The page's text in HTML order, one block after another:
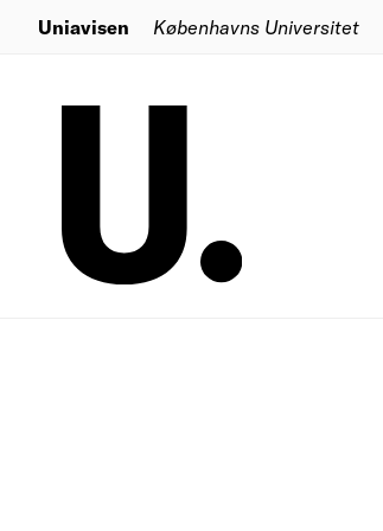
Uniavisen Københavns Universitet